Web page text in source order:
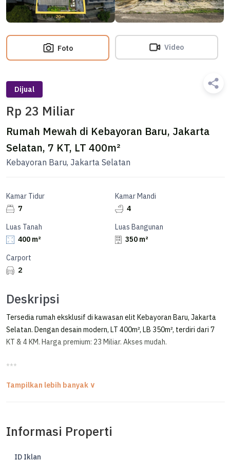
Foto Video
Dijual
Rp 23 Miliar
Rumah Mewah di Kebayoran Baru, Jakarta
Selatan, 7 KT, LT 400m²
Kebayoran Baru, Jakarta Selatan
Kamar Tidur
7
Kamar Mandi
4
Luas Tanah
400 m²
Luas Bangunan
350 m²
Carport
2
Deskripsi
Tersedia rumah eksklusif di kawasan elit Kebayoran Baru, Jakarta
Selatan. Dengan desain modern, LT 400m², LB 350m², terdiri dari 7
KT & 4 KM. Harga premium: 23 Miliar. Akses mudah.
***
LOKASI PREMIUM
Row Jalan Lebar
Informasi Properti
ID Iklan